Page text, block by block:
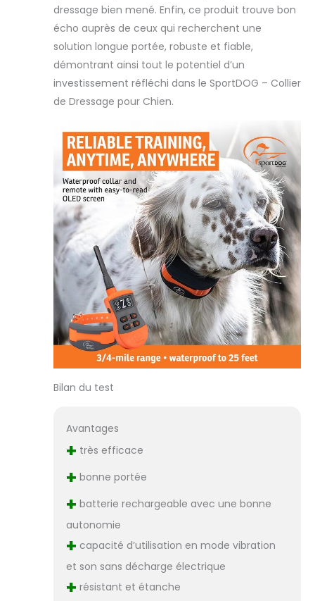
dressage bien mené. Enfin, ce produit trouve bon
écho auprès de ceux qui recherchent une
solution longue portée, robuste et fiable,
démontrant ainsi tout le potentiel d’un
investissement réfléchi dans le SportDOG – Collier
de Dressage pour Chien.
Bilan du test
Avantages
+ très efficace
+ bonne portée
+ batterie rechargeable avec une bonne
autonomie
+ capacité d’utilisation en mode vibration
et son sans décharge électrique
+ résistant et étanche